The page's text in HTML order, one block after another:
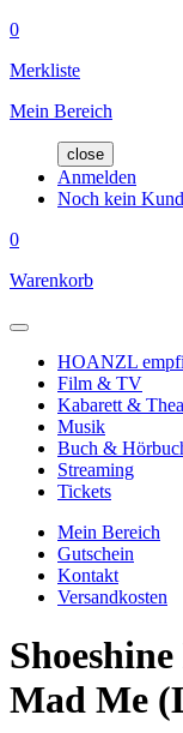
0
Merkliste
Mein Bereich
close
Anmelden
Noch kein
0
Warenkorb
HOANZL
Film & TV
Kabarett &
Musik
Buch &
Streaming
Tickets
Mein Bereich
Gutschein
Kontakt
Versandkosten
Mad Me